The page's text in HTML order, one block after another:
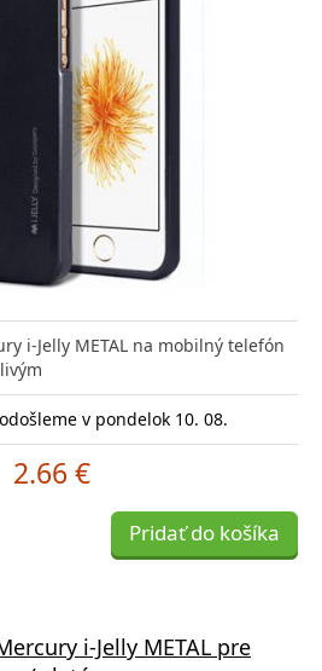
i-Jelly METAL na mobilný telefón
v pondelok 10. 08.
2.66 €
Pridať do košíka
i-Jelly METAL pre